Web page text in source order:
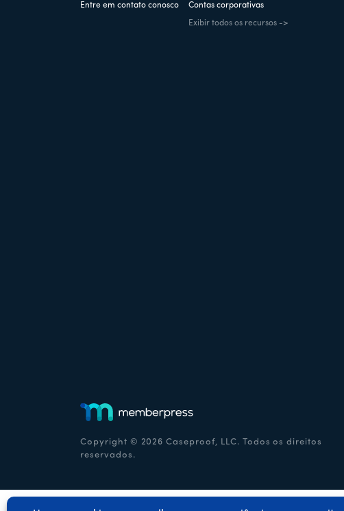
Entre em contato conosco Contas corporativas
Exibir todos os recursos ->
Copyright © 2026 Caseproof, LLC. Todos os direitos
reservados.